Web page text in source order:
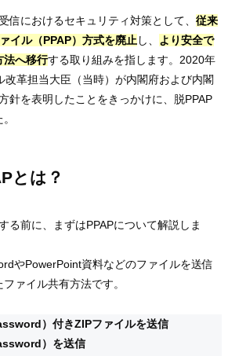
信におけるセキュリティ対策として、 従来
イル（PPAP）方式を廃止 し、
より安全で
法へ移行する取り組みを指します。2020年
改革担当大臣（当時）が内閣府および内閣
針を表明したことをきっかけに、脱PPAP
とは？
る前に、まずはPPAPについて解説しま
やPowerPoint資料などのファイルを送信
ァイル共有方法です。
）付きZIPファイルを送信
）を送信